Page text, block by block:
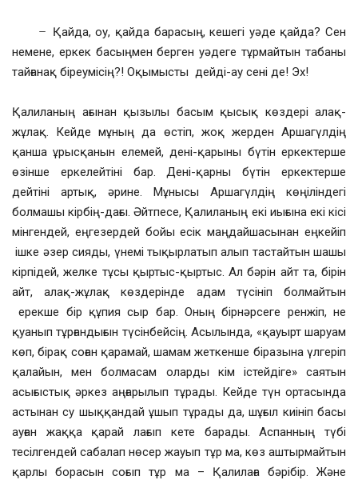
̶ Қайда, оу, қайда барасың, кешегі уәде қайда? Сен
немене, еркек басыңмен берген уәдеге тұрмайтын табаны
тайғанақ біреумісің?! Оқымысты дейді-ау сені де! Эх!
Қалиланың ағынан қызылы басым қысық көздері алақ-
жұлақ. Кейде мұның да өстіп, жоқ жерден Аршагүлдің
қанша ұрысқанын елемей, дені-қарыны бүтін еркектерше
өзінше еркелейтіні бар. Дені-қарны бүтін еркектерше
дейтіні артық, әрине. Мұнысы Аршагүлдің көңіліндегі
болмашы кірбің-дағы. Әйтпесе, Қалиланың екі иығына екі кісі
мінгендей, еңгезердей бойы есік маңдайшасынан еңкейіп
ішке әзер сияды, үнемі тықырлатып алып тастайтын шашы
кірпідей, желке тұсы қыртыс-қыртыс. Ал бәрін айт та, бірін
айт, алақ-жұлақ көздерінде адам түсініп болмайтын
ерекше бір құпия сыр бар. Оның бірнәрсеге ренжіп, не
қуанып тұрғандығын түсінбейсің. Асылында, «қауырт шаруам
көп, бірақ соған қарамай, шамам жеткенше біразына үлгеріп
қалайын, мен болмасам оларды кім істейдіге» саятын
асығыстық әркез аңғарылып тұрады. Кейде түн ортасында
астынан су шыққандай ұшып тұрады да, шұғыл киініп басы
ауған жаққа қарай лағып кете барады. Аспанның түбі
тесілгендей сабалап нөсер жауып тұр ма, көз аштырмайтын
қарлы борасын соғып тұр ма – Қалилаға бәрібір. Және